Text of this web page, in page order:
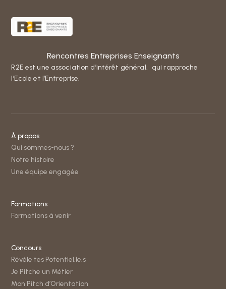
Rencontres Entreprises Enseignants
R2E est une association d’intérêt général, qui rapproche
l’Ecole et l’Entreprise.
À propos
Qui sommes-nous ?
Notre histoire
Une équipe engagée
Formations
Formations à venir
Concours
Révèle tes Potentiel.le.s
Je Pitche un Métier
Mon Pitch d’Orientation